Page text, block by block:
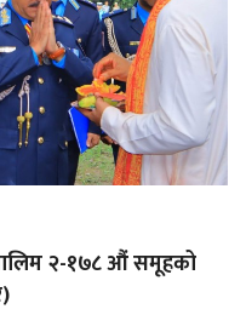
२-१७८ औं समूहको